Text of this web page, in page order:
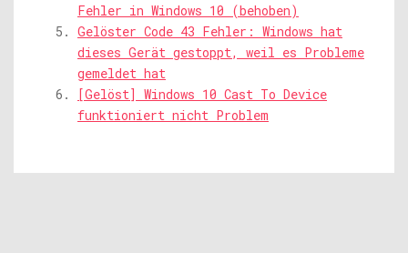
Fehler in Windows 10 (behoben)
Gelöster Code 43 Fehler: Windows hat
dieses Gerät gestoppt, weil es Probleme
gemeldet hat
[Gelöst] Windows 10 Cast To Device
funktioniert nicht Problem